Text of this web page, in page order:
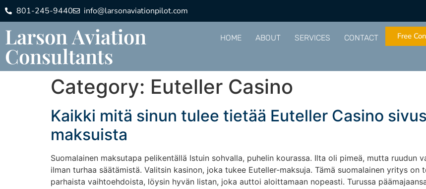
801-245-9440 info@larsonaviationpilot.com
Larson Aviation
Consultants
HOME ABOUT SERVICES CONTACT Free
Category: Euteller Casino
Kaikki mitä sinun tulee tietää Euteller Casino
maksuista
Suomalainen maksutapa pelikentällä Istuin sohvalla, puhelin kourassa. Ilta oli pimeä, mutta ruudun
ilman turhaa säätämistä. Valitsin kasinon, joka tukee Euteller-maksuja. Tämä suomalainen yritys
parhaista vaihtoehdoista, löysin hyvän listan, joka auttoi aloittamaan nopeasti. Turussa